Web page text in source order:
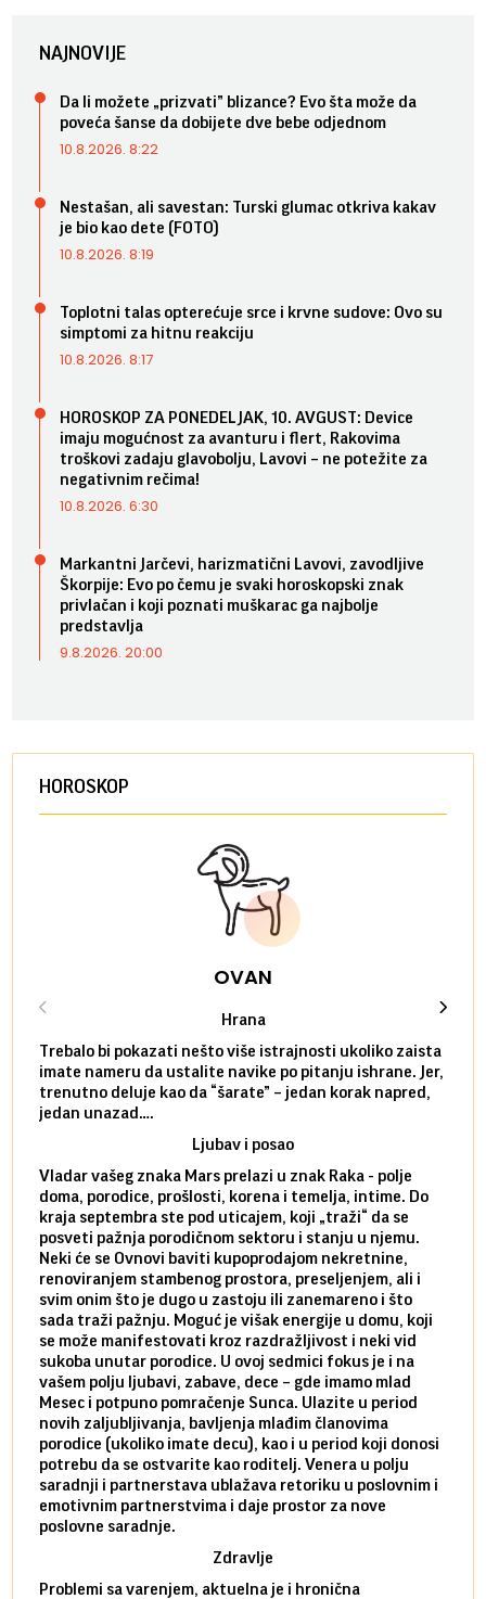
NAJNOVIJE
Da li možete „prizvati” blizance? Evo šta može da
poveća šanse da dobijete dve bebe odjednom
10.8.2026. 8:22
Nestašan, ali savestan: Turski glumac otkriva kakav
je bio kao dete (FOTO)
10.8.2026. 8:19
Toplotni talas opterećuje srce i krvne sudove: Ovo su
simptomi za hitnu reakciju
10.8.2026. 8:17
HOROSKOP ZA PONEDELJAK, 10. AVGUST: Device
imaju mogućnost za avanturu i flert, Rakovima
troškovi zadaju glavobolju, Lavovi – ne potežite za
negativnim rečima!
10.8.2026. 6:30
Markantni Jarčevi, harizmatični Lavovi, zavodljive
Škorpije: Evo po čemu je svaki horoskopski znak
privlačan i koji poznati muškarac ga najbolje
predstavlja
9.8.2026. 20:00
HOROSKOP
OVAN
Hrana
Trebalo bi pokazati nešto više istrajnosti ukoliko zaista
imate nameru da ustalite navike po pitanju ishrane. Jer,
trenutno deluje kao da “šarate” – jedan korak napred,
jedan unazad….
Ljubav i posao
Vladar vašeg znaka Mars prelazi u znak Raka - polje
doma, porodice, prošlosti, korena i temelja, intime. Do
kraja septembra ste pod uticajem, koji „traži“ da se
posveti pažnja porodičnom sektoru i stanju u njemu.
Neki će se Ovnovi baviti kupoprodajom nekretnine,
renoviranjem stambenog prostora, preseljenjem, ali i
svim onim što je dugo u zastoju ili zanemareno i što
sada traži pažnju. Moguć je višak energije u domu, koji
se može manifestovati kroz razdražljivost i neki vid
sukoba unutar porodice. U ovoj sedmici fokus je i na
vašem polju ljubavi, zabave, dece – gde imamo mlad
Mesec i potpuno pomračenje Sunca. Ulazite u period
novih zaljubljivanja, bavljenja mlađim članovima
porodice (ukoliko imate decu), kao i u period koji donosi
potrebu da se ostvarite kao roditelj. Venera u polju
saradnji i partnerstava ublažava retoriku u poslovnim i
emotivnim partnerstvima i daje prostor za nove
poslovne saradnje.
Zdravlje
Problemi sa varenjem, aktuelna je i hronična